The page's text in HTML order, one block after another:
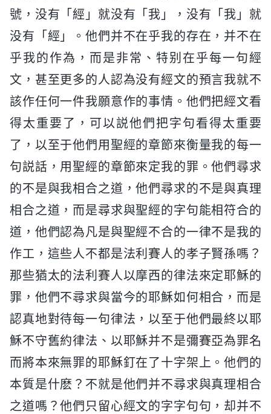
號，没有「經」就没有「我」，没有「我」就
没有「經」。他們并不在乎我的存在，并不在
乎我的作為，而是非常、特别在乎每一句經
文，甚至更多的人認為没有經文的預言我就不
該作任何一件我願意作的事情。他們把經文看
得太重要了，可以説他們把字句看得太重要
了，以至于他們用聖經的章節來衡量我的每一
句説話，用聖經的章節來定我的罪。他們尋求
的不是與我相合之道，他們尋求的不是與真理
相合之道，而是尋求與聖經的字句能相符合的
道，他們認為凡是與聖經不合的一律不是我的
作工，這些人不都是法利賽人的孝子賢孫嗎？
那些猶太的法利賽人以摩西的律法來定耶穌的
罪，他們不尋求與當今的耶穌如何相合，而是
認真地對待每一句律法，以至于他們最終以耶
穌不守舊約律法、以耶穌并不是彌賽亞為罪名
而將本來無罪的耶穌釘在了十字架上。他們的
本質是什麽？不就是他們并不尋求與真理相合
之道嗎？他們只留心經文的字字句句，却并不